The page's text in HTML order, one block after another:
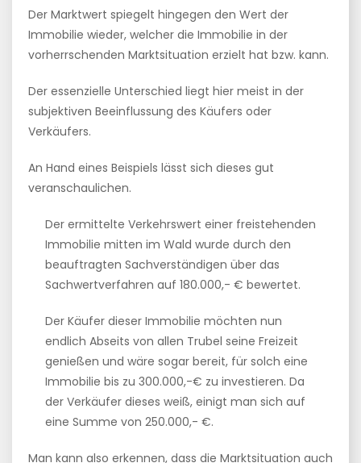
Der Marktwert spiegelt hingegen den Wert der
Immobilie wieder, welcher die Immobilie in der
vorherrschenden Marktsituation erzielt hat bzw. kann.
Der essenzielle Unterschied liegt hier meist in der
subjektiven Beeinflussung des Käufers oder
Verkäufers.
An Hand eines Beispiels lässt sich dieses gut
veranschaulichen.
Der ermittelte Verkehrswert einer freistehenden
Immobilie mitten im Wald wurde durch den
beauftragten Sachverständigen über das
Sachwertverfahren auf 180.000,- € bewertet.
Der Käufer dieser Immobilie möchten nun
endlich Abseits von allen Trubel seine Freizeit
genießen und wäre sogar bereit, für solch eine
Immobilie bis zu 300.000,-€ zu investieren. Da
der Verkäufer dieses weiß, einigt man sich auf
eine Summe von 250.000,- €.
Man kann also erkennen, dass die Marktsituation auch